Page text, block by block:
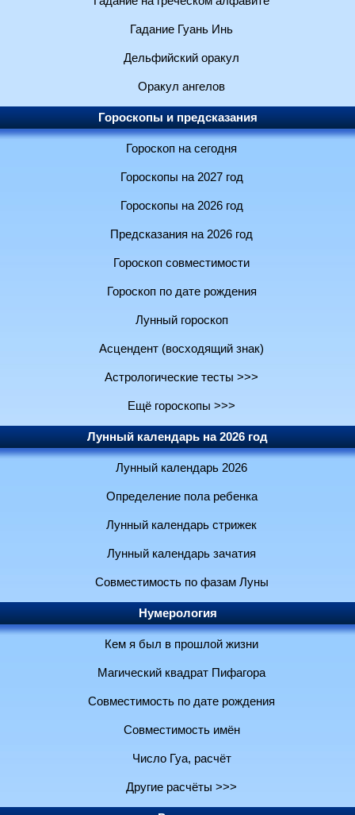
Гадание Гуань Инь
Дельфийский оракул
Оракул ангелов
Гороскопы и предсказания
Гороскоп на сегодня
Гороскопы на 2027 год
Гороскопы на 2026 год
Предсказания на 2026 год
Гороскоп совместимости
Гороскоп по дате рождения
Лунный гороскоп
Асцендент (восходящий знак)
Астрологические тесты >>>
Ещё гороскопы >>>
Лунный календарь на 2026 год
Лунный календарь 2026
Определение пола ребенка
Лунный календарь стрижек
Лунный календарь зачатия
Совместимость по фазам Луны
Нумерология
Кем я был в прошлой жизни
Магический квадрат Пифагора
Совместимость по дате рождения
Совместимость имён
Число Гуа, расчёт
Другие расчёты >>>